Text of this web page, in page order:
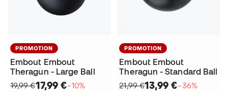
PROMOTION
Embout Embout
Theragun - Large Ball
19,99 €17,99 €−10%
PROMOTION
Embout Embout
Theragun - Standard Ball
21,99 €13,99 €−36%